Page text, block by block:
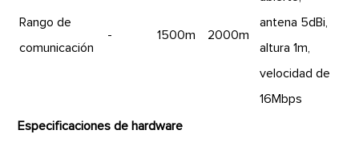
Rango de
comunicación
- 1500m 2000m
antena 5dBi,
altura 1m,
velocidad de
16Mbps
Especificaciones de hardware